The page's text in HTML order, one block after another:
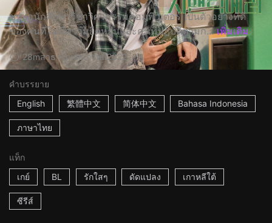
ชูซังอูนักศึกษาวิชาวิศวกรรมคอมพิวเตอร์ เป็นตัวอย่างที่ดี
ของคนที่ไม่มีความยืดหยุ่นและคนที่ปฏิบัติตามก... เพิ่มเติม
28mสาธารณรัฐเกาหลี2022
คำบรรยาย
English
繁體中文 简体中文 Bahasa Indonesia
ภาษาไทย
แท็ก
เกย์
BL รักใสๆ ดัดแปลง เกาหลีใต้
ซีรีส์